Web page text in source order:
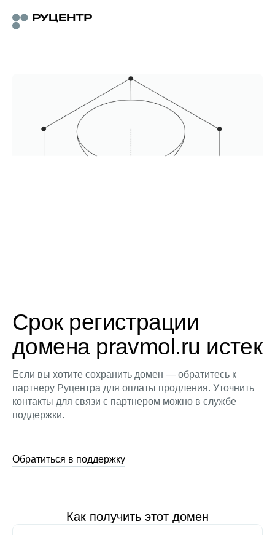
Срок регистрации
домена pravmol.ru истек
Если вы хотите сохранить домен — обратитесь к
партнеру Руцентра для оплаты продления. Уточнить
контакты для связи с партнером можно в службе
поддержки.
Обратиться в поддержку
Как получить этот домен